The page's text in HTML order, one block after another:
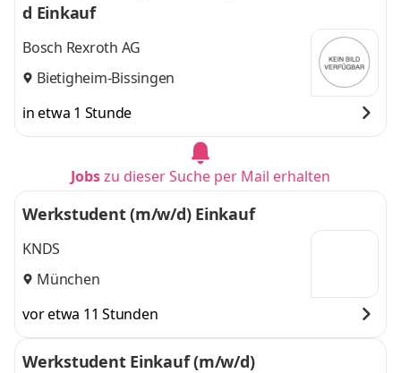
d Einkauf
Bosch Rexroth AG
Bietigheim-Bissingen
in etwa 1 Stunde
Jobszu dieser Suche per Mail erhalten
Werkstudent (m/w/d) Einkauf
KNDS
München
vor etwa 11 Stunden
Werkstudent Einkauf (m/w/d)